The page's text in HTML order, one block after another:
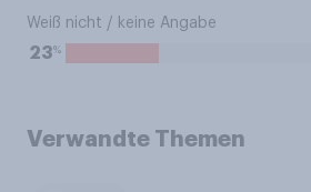
Weiß nicht / keine Angabe
23%
Verwandte Themen